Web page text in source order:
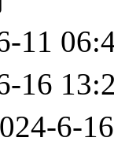
11
16
6-